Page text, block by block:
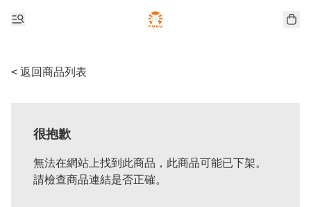
< 返回商品列表
很抱歉
無法在網站上找到此商品，此商品可能已下架。
請檢查商品連結是否正確。